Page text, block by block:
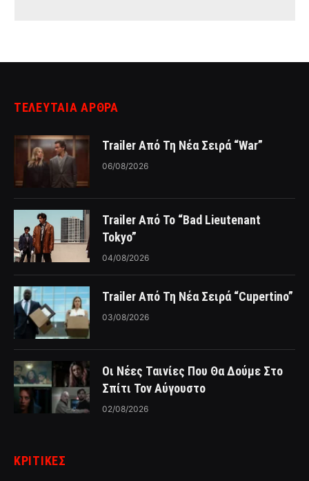
ΤΕΛΕΥΤΑΙΑ ΑΡΘΡΑ
Trailer Από Τη Νέα Σειρά “War”
06/08/2026
Trailer Από Το “Bad Lieutenant
Tokyo”
04/08/2026
Trailer Από Τη Νέα Σειρά “Cupertino”
03/08/2026
Οι Νέες Ταινίες Που Θα Δούμε Στο
Σπίτι Τον Αύγουστο
02/08/2026
ΚΡΙΤΙΚΈΣ